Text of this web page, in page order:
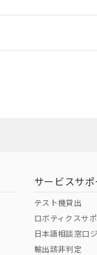
サービスサポ
テスト機貸出
ロボティクスサ
日本語相談窓口
輸出該非判定